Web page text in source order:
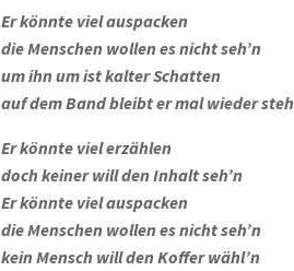
Er könnte viel auspacken
die Menschen wollen es nicht seh’n
um ihn um ist kalter Schatten
auf dem Band bleibt er mal wieder
Er könnte viel erzählen
doch keiner will den Inhalt seh’n
Er könnte viel auspacken
die Menschen wollen es nicht seh’n
kein Mensch will den Koffer wähl’n